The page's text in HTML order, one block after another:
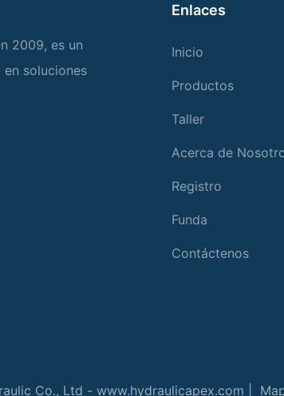
2009, es un
soluciones
Enlaces
Inicio
Productos
Taller
Acerca de
Registro
Funda
Contáctenos
Co., Ltd - www.hydraulicapex.com |